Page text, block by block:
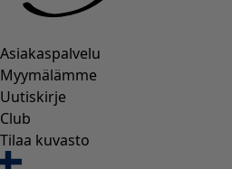
Asiakaspalvelu
Myymälämme
Uutiskirje
Club
Tilaa kuvasto